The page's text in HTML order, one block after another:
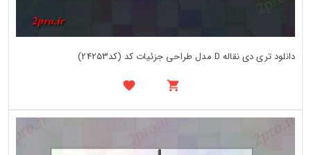
دانلود تری دی نقاله D مدل طراحی جزئیات کد (کد24253)